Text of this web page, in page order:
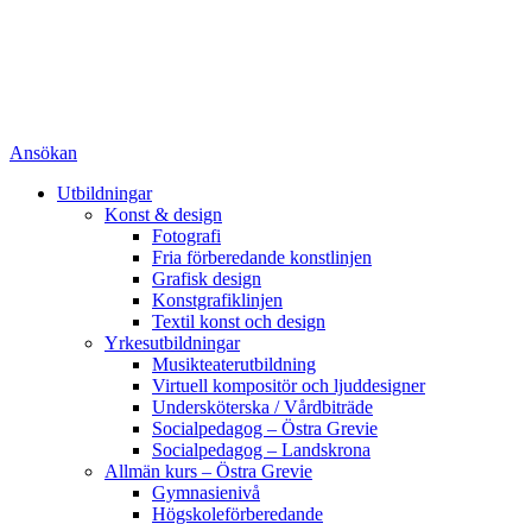
Ansökan
Utbildningar
Konst & design
Fotografi
Fria förberedande konstlinjen
Grafisk design
Konstgrafiklinjen
Textil konst och design
Yrkesutbildningar
Musikteaterutbildning
Virtuell kompositör och ljuddesigner
Undersköterska / Vårdbiträde
Socialpedagog – Östra Grevie
Socialpedagog – Landskrona
Allmän kurs – Östra Grevie
Gymnasienivå
Högskoleförberedande